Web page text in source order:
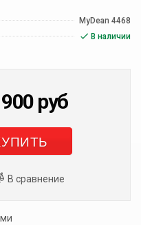
MyDean 4468
В наличии
руб